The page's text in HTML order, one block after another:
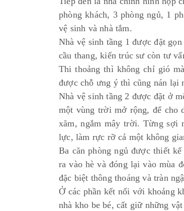
phòng khách, 3 phòng ngủ, 1
vệ sinh và nhà tắm.
Nhà vệ sinh tầng 1 được đặt
cầu thang, kiến trúc sư còn tư
Thi thoảng thì không chỉ gió
được chỗ ưng ý thì cũng nán lại
Nhà vệ sinh tầng 2 được đặt ở
một vùng trời mở rộng, để cho
xăm, ngắm mây trời. Từng sợi
lực, làm rực rỡ cả một không
Ba căn phòng ngủ được thiết
ra vào hè và đóng lại vào mùa
đặc biệt thông thoáng và tràn
Ở các phần kết nối với khoảng
nhà kho be bé, cất giữ những